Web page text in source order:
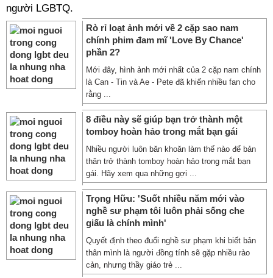
người LGBTQ.
Rò rỉ loạt ảnh mới về 2 cặp sao nam
chính phim đam mĩ 'Love By Chance'
phần 2?
Mới đây, hình ảnh mới nhất của 2 cặp nam chính
là Can - Tin và Ae - Pete đã khiến nhiều fan cho
rằng ...
8 điều này sẽ giúp bạn trở thành một
tomboy hoàn hảo trong mắt bạn gái
Nhiều người luôn băn khoăn làm thế nào để bản
thân trở thành tomboy hoàn hảo trong mắt bạn
gái. Hãy xem qua những gợi ...
Trọng Hữu: 'Suốt nhiều năm mới vào
nghề sư phạm tôi luôn phải sống che
giấu là chính mình'
Quyết định theo đuổi nghề sư phạm khi biết bản
thân mình là người đồng tính sẽ gặp nhiều rào
cản, nhưng thầy giáo trẻ ...